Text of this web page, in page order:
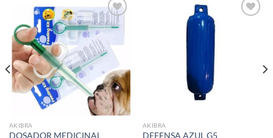
Add to
wishlist
AKIBRA
DOSADOR MEDICINAL
AKIBRA
DEFENSA AZUL G5